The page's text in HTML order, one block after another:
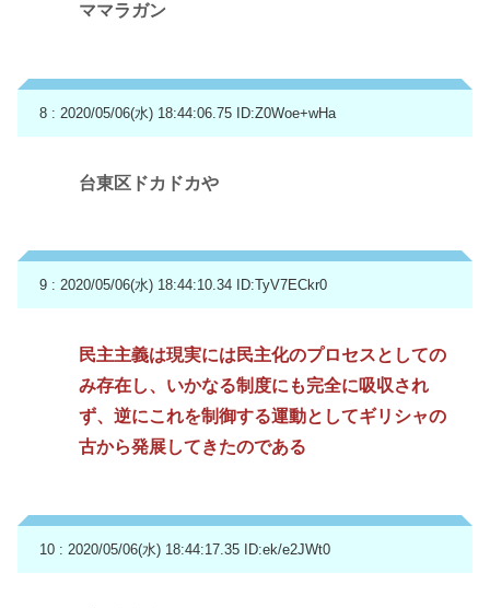
ママラガン
8 : 2020/05/06(水) 18:44:06.75 ID:Z0Woe+wHa
台東区ドカドカや
9 : 2020/05/06(水) 18:44:10.34 ID:TyV7ECkr0
民主主義は現実には民主化のプロセスとしての
み存在し、いかなる制度にも完全に吸収され
ず、逆にこれを制御する運動としてギリシャの
古から発展してきたのである
10 : 2020/05/06(水) 18:44:17.35 ID:ek/e2JWt0